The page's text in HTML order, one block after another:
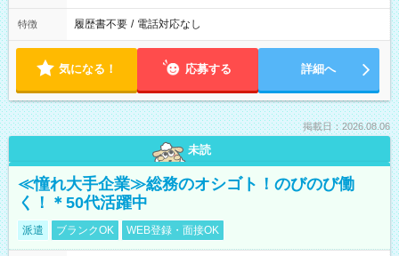
特徴 履歴書不要 / 電話対応なし
気になる！ 応募する 詳細へ
掲載日：2026.08.06
未読
≪憧れ大手企業≫総務のオシゴト！のびのび働
く！＊50代活躍中
派遣 ブランクOK WEB登録・面接OK